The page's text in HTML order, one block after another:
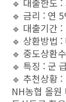
🔹 대출한도
🔹 금리 : 연
🔹 대출기간 :
🔹 상환방법
🔹 중도상환
🔹 특징 : 군
🔹 추천상황 :
NH농협 올원